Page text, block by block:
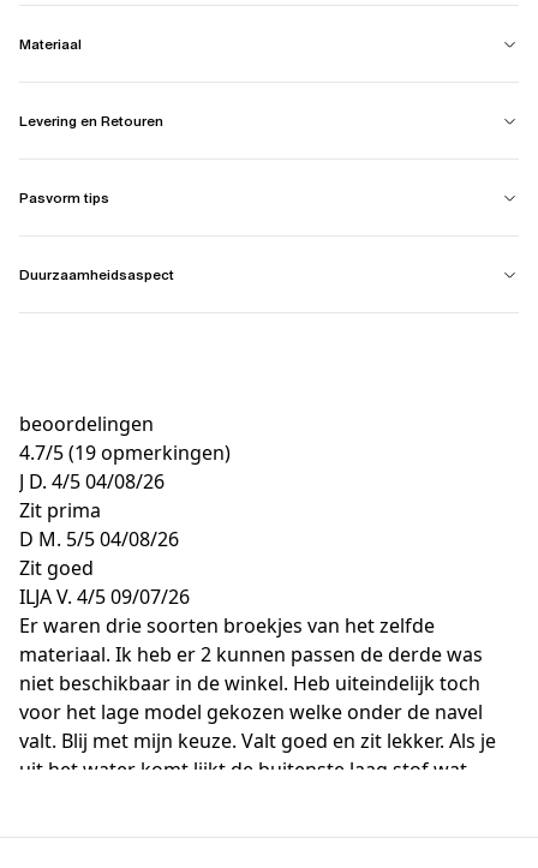
Materiaal
Levering en Retouren
Pasvorm tips
Duurzaamheidsaspect
beoordelingen
4.7/5(19 opmerkingen)
J D. 4/504/08/26
Zit prima
D M. 5/504/08/26
Zit goed
ILJA V. 4/509/07/26
Er waren drie soorten broekjes van het zelfde
materiaal. Ik heb er 2 kunnen passen de derde was
niet beschikbaar in de winkel. Heb uiteindelijk toch
voor het lage model gekozen welke onder de navel
valt. Blij met mijn keuze. Valt goed en zit lekker. Als je
uit het water komt lijkt de buitenste laag stof wat